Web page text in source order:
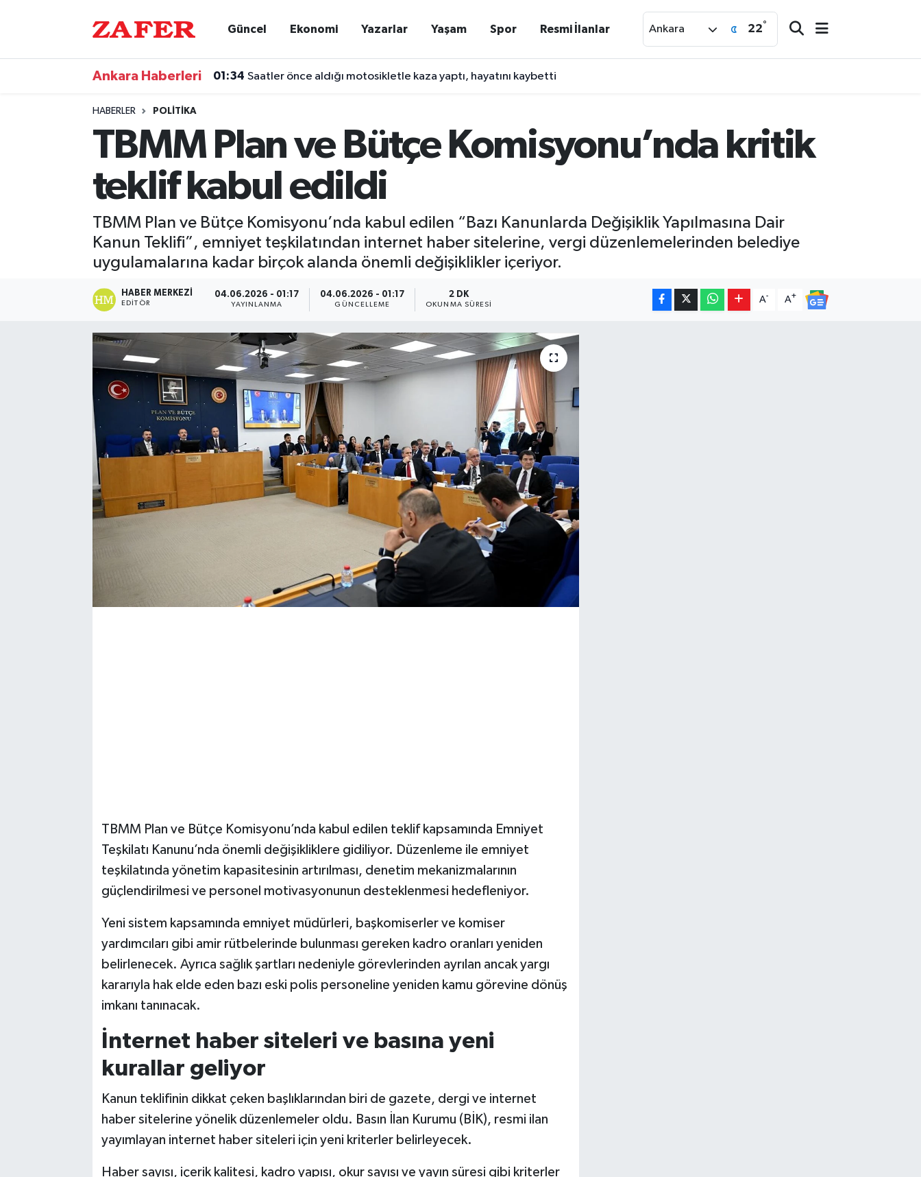
Güncel Ekonomi Yazarlar Yaşam Spor Resmi İlanlar Ankara 22°
Ankara Haberleri 01:34 Saatler önce aldığı motosikletle kaza yaptı, hayatını kaybetti
HABERLER POLITIKA
TBMM Plan ve Bütçe Komisyonu’nda kritik
teklif kabul edildi
TBMM Plan ve Bütçe Komisyonu’nda kabul edilen “Bazı Kanunlarda Değişiklik Yapılmasına Dair
Kanun Teklifi”, emniyet teşkilatından internet haber sitelerine, vergi düzenlemelerinden belediye
uygulamalarına kadar birçok alanda önemli değişiklikler içeriyor.
HABER MERKEZI
EDITÖR
04.06.2026 - 01:17
YAYINLANMA
04.06.2026 - 01:17
GÜNCELLEME
2 DK
OKUNMA SÜRESI
A- A+
TBMM Plan ve Bütçe Komisyonu’nda kabul edilen teklif kapsamında Emniyet
Teşkilatı Kanunu’nda önemli değişikliklere gidiliyor. Düzenleme ile emniyet
teşkilatında yönetim kapasitesinin artırılması, denetim mekanizmalarının
güçlendirilmesi ve personel motivasyonunun desteklenmesi hedefleniyor.
Yeni sistem kapsamında emniyet müdürleri, başkomiserler ve komiser
yardımcıları gibi amir rütbelerinde bulunması gereken kadro oranları yeniden
belirlenecek. Ayrıca sağlık şartları nedeniyle görevlerinden ayrılan ancak yargı
kararıyla hak elde eden bazı eski polis personeline yeniden kamu görevine dönüş
imkanı tanınacak.
İnternet haber siteleri ve basına yeni
kurallar geliyor
Kanun teklifinin dikkat çeken başlıklarından biri de gazete, dergi ve internet
haber sitelerine yönelik düzenlemeler oldu. Basın İlan Kurumu (BİK), resmi ilan
yayımlayan internet haber siteleri için yeni kriterler belirleyecek.
Haber sayısı, içerik kalitesi, kadro yapısı, okur sayısı ve yayın süresi gibi kriterler
Trafik Durumu
Süper Lig Puan Durumu ve Fikstür
Tüm Manşetler
Son Dakika Haberleri
Haber Arşivi